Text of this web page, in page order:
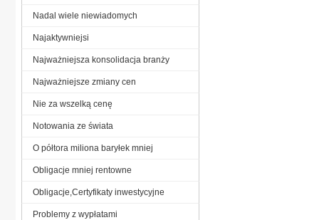
Nadal wiele niewiadomych
Najaktywniejsi
Najważniejsza konsolidacja branży
Najważniejsze zmiany cen
Nie za wszelką cenę
Notowania ze świata
O półtora miliona baryłek mniej
Obligacje mniej rentowne
Obligacje,Certyfikaty inwestycyjne
Problemy z wypłatami